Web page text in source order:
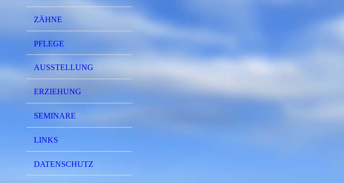
ZÄHNE
PFLEGE
AUSSTELLUNG
ERZIEHUNG
SEMINARE
LINKS
DATENSCHUTZ